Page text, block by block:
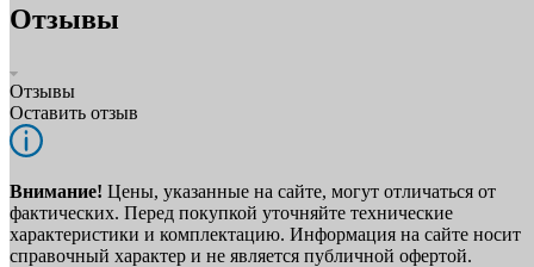
Отзывы
Отзывы
Оставить отзыв
Внимание! Цены, указанные на сайте, могут отличаться от
фактических. Перед покупкой уточняйте технические
характеристики и комплектацию. Информация на сайте носит
справочный характер и не является публичной офертой.